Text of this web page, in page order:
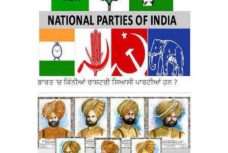
ਭਾਰਤ 'ਚ ਕਿੰਨੀਆਂ ਰਾਸ਼ਟਰੀ ਸਿਆਸੀ ਪਾਰਟੀਆਂ ਹਨ ?